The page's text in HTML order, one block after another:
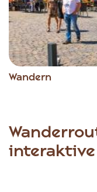
Wandern
Item